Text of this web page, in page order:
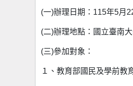
(一)辦理日期：115年5月
(二)辦理地點：國立臺南
(三)參加對象：
１、教育部國民及學前教